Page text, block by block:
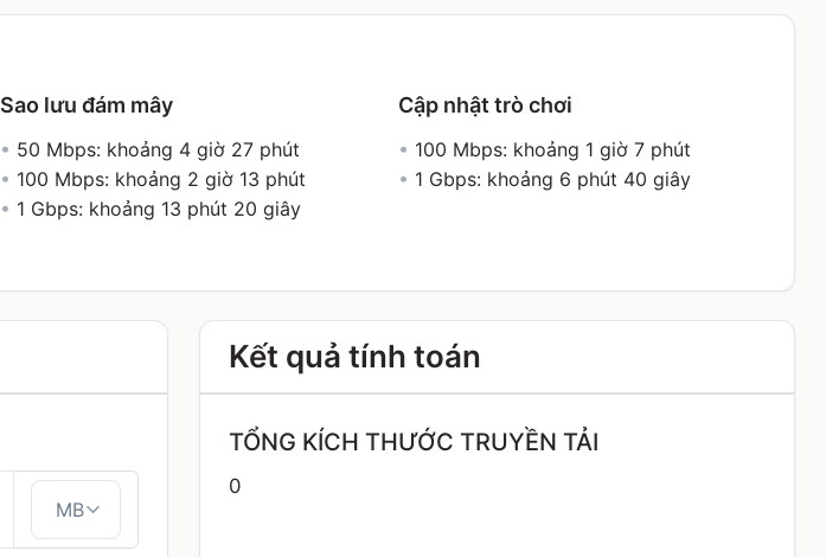
Sao lưu đám mây
• 50 Mbps: khoảng 4 giờ 27 phút
• 100 Mbps: khoảng 2 giờ 13 phút
• 1 Gbps: khoảng 13 phút 20 giây
Cập nhật trò chơi
• 100 Mbps: khoảng 1 giờ 7 phút
• 1 Gbps: khoảng 6 phút 40 giây
Kết quả tính toán
TỔNG KÍCH THƯỚC TRUYỀN TẢI
0